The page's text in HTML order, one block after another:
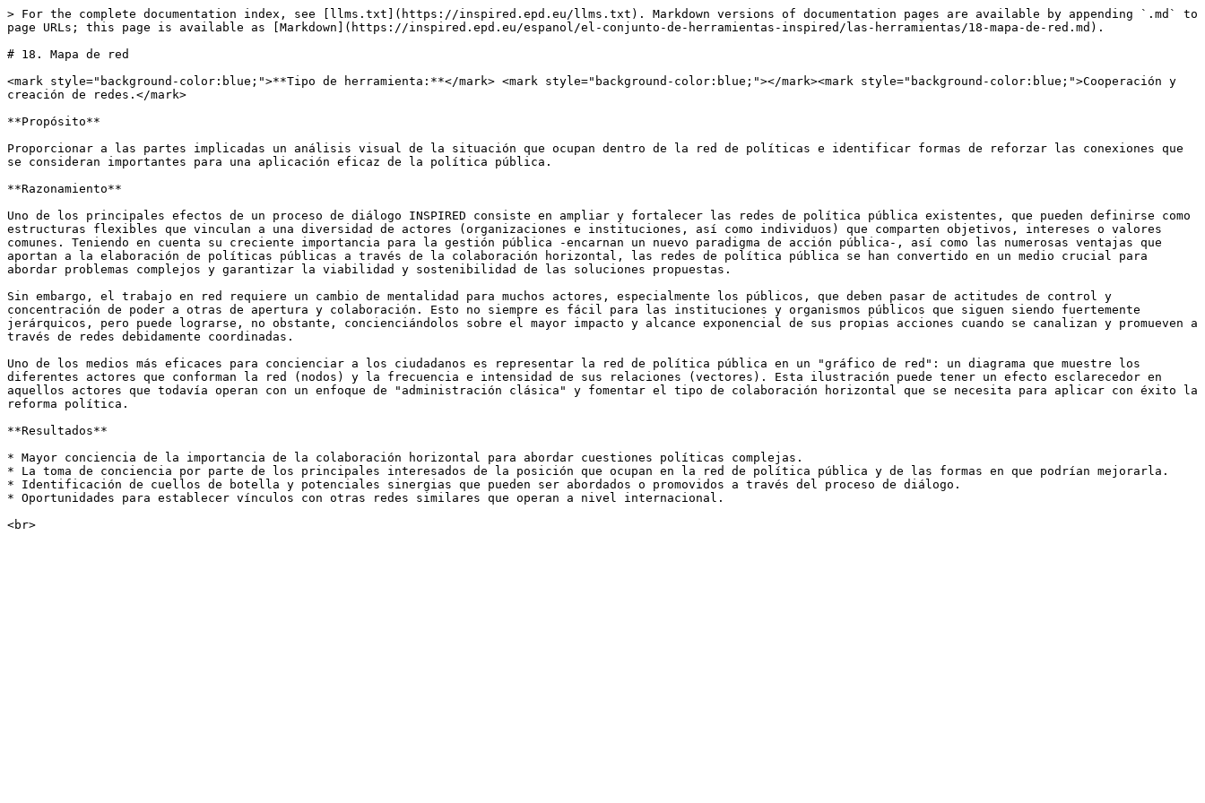
> For the complete documentation index, see [llms.txt](https://inspired.epd.eu/llms.txt). Markdown versions of documentation pages are available by appending `.md` to
page URLs; this page is available as [Markdown](https://inspired.epd.eu/espanol/el-conjunto-de-herramientas-inspired/las-herramientas/18-mapa-de-red.md).
# 18. Mapa de red
<mark style="background-color:blue;">**Tipo de herramienta:**</mark> <mark style="background-color:blue;"></mark><mark style="background-color:blue;">Cooperación y
creación de redes.</mark>
**Propósito**
Proporcionar a las partes implicadas un análisis visual de la situación que ocupan dentro de la red de políticas e identificar formas de reforzar las conexiones que
se consideran importantes para una aplicación eficaz de la política pública.
**Razonamiento**
Uno de los principales efectos de un proceso de diálogo INSPIRED consiste en ampliar y fortalecer las redes de política pública existentes, que pueden definirse como
estructuras flexibles que vinculan a una diversidad de actores (organizaciones e instituciones, así como individuos) que comparten objetivos, intereses o valores
comunes. Teniendo en cuenta su creciente importancia para la gestión pública -encarnan un nuevo paradigma de acción pública-, así como las numerosas ventajas que
aportan a la elaboración de políticas públicas a través de la colaboración horizontal, las redes de política pública se han convertido en un medio crucial para
abordar problemas complejos y garantizar la viabilidad y sostenibilidad de las soluciones propuestas.
Sin embargo, el trabajo en red requiere un cambio de mentalidad para muchos actores, especialmente los públicos, que deben pasar de actitudes de control y
concentración de poder a otras de apertura y colaboración. Esto no siempre es fácil para las instituciones y organismos públicos que siguen siendo fuertemente
jerárquicos, pero puede lograrse, no obstante, concienciándolos sobre el mayor impacto y alcance exponencial de sus propias acciones cuando se canalizan y promueven a
través de redes debidamente coordinadas.
Uno de los medios más eficaces para concienciar a los ciudadanos es representar la red de política pública en un "gráfico de red": un diagrama que muestre los
diferentes actores que conforman la red (nodos) y la frecuencia e intensidad de sus relaciones (vectores). Esta ilustración puede tener un efecto esclarecedor en
aquellos actores que todavía operan con un enfoque de "administración clásica" y fomentar el tipo de colaboración horizontal que se necesita para aplicar con éxito la
reforma política.
**Resultados**
* Mayor conciencia de la importancia de la colaboración horizontal para abordar cuestiones políticas complejas.
* La toma de conciencia por parte de los principales interesados de la posición que ocupan en la red de política pública y de las formas en que podrían mejorarla.
* Identificación de cuellos de botella y potenciales sinergias que pueden ser abordados o promovidos a través del proceso de diálogo.
* Oportunidades para establecer vínculos con otras redes similares que operan a nivel internacional.